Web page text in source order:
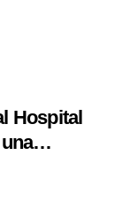
Hospital